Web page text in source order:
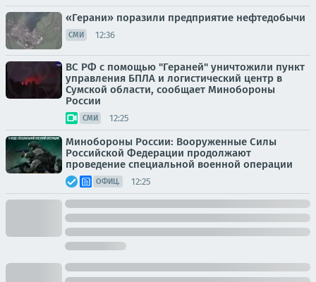
«Герани» поразили предприятие нефтедобычи
СМИ 12:36
ВС РФ с помощью "Гераней" уничтожили пункт
управления БПЛА и логистический центр в
Сумской области, сообщает Минобороны
России
СМИ 12:25
Минобороны России: Вооруженные Силы
Российской Федерации продолжают
проведение специальной военной операции
ОФИЦ. 12:25